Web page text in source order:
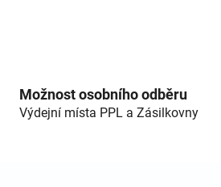
Možnost osobního odběru
Výdejní místa PPL a Zásilkovny